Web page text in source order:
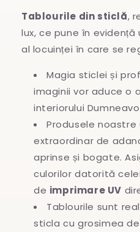
Tablourile din sticlă,
lux, ce pune în
al locuinței în care se
Magia sticlei și
imaginii vor aduce o
interiorului
Produsele
extraordinar de
aprinse și bogate.
culorilor datorită
de imprimare UV
Tablourile sunt
sticla cu grosimea